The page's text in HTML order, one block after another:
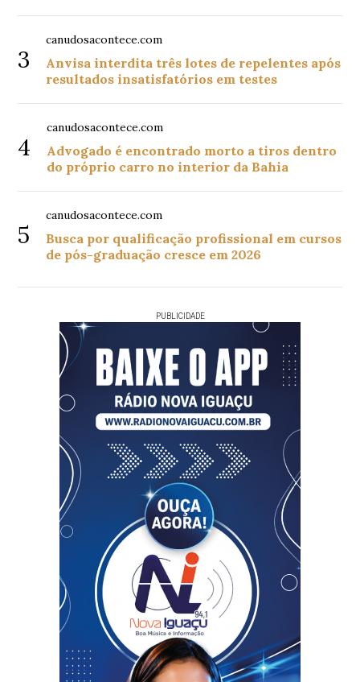
3
canudosacontece.com
Anvisa interdita três lotes de repelentes após
resultados insatisfatórios em testes
4
canudosacontece.com
Advogado é encontrado morto a tiros dentro
do próprio carro no interior da Bahia
5
canudosacontece.com
Busca por qualificação profissional em cursos
de pós-graduação cresce em 2026
PUBLICIDADE